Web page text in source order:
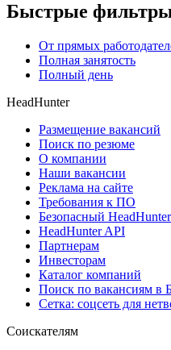
Быстрые фильтры
От прямых
Полная занятость
Полный день
HeadHunter
Размещение вакансий
Поиск по резюме
О компании
Наши вакансии
Реклама на сайте
Требования к ПО
Безопасный HeadHunter
HeadHunter API
Партнерам
Инвесторам
Каталог компаний
Поиск по вакансиям в
Сетка: соцсеть для
Соискателям